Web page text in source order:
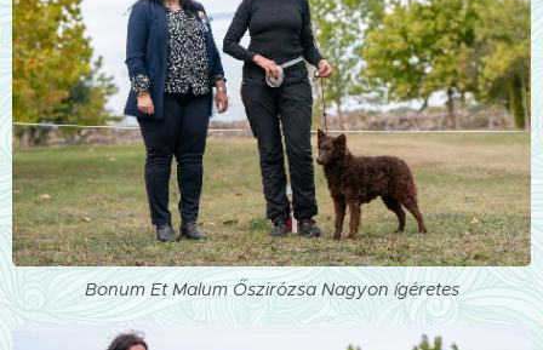
Bonum Et Malum Őszirózsa Nagyon ígéretes